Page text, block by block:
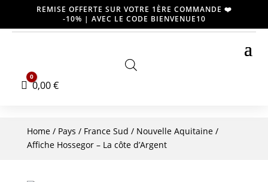
REMISE OFFERTE SUR VOTRE 1ÈRE COMMANDE ❤️
-10% | AVEC LE CODE BIENVENUE10
Panier
0
0,00€
Home/ Pays / France Sud / Nouvelle Aquitaine/
Affiche Hossegor – La côte d’Argent